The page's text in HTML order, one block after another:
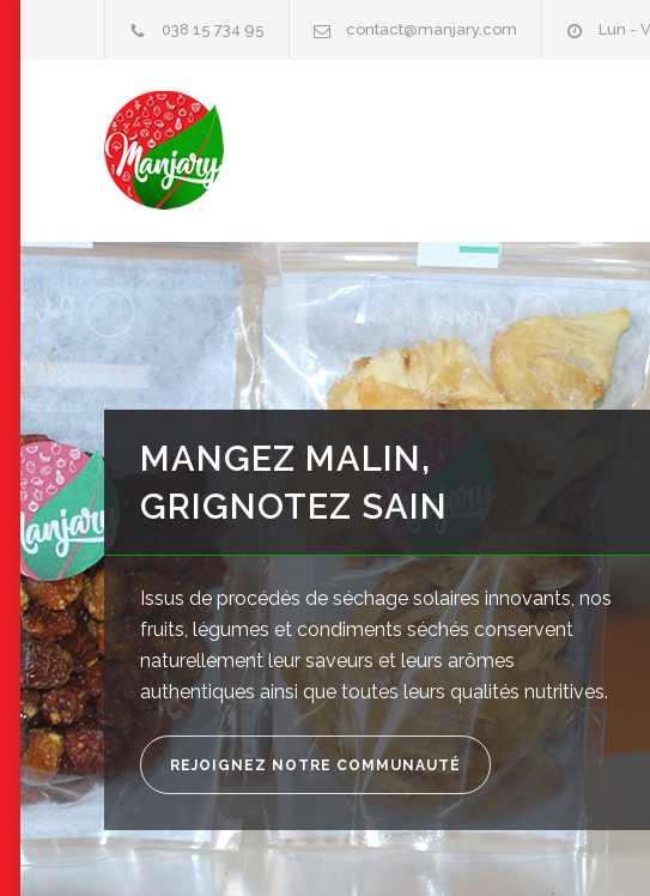
038 15 734 95 contact@manjary.com Lun -
MANGEZ MALIN,
GRIGNOTEZ SAIN
Issus de procédés de séchage solaires innovants, nos
fruits, légumes et condiments séchés conservent
naturellement leur saveurs et leurs arômes
authentiques ainsi que toutes leurs qualités nutritives.
REJOIGNEZ NOTRE COMMUNAUTÉ